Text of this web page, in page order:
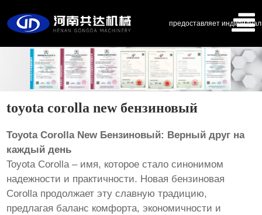
предоставляет
toyota corolla new бензиновый
Toyota Corolla New Бензиновый: Верный друг на
каждый день
Toyota Corolla – имя, которое стало синонимом
надежности и практичности. Новая бензиновая
Corolla продолжает эту славную традицию,
предлагая баланс комфорта, экономичности и